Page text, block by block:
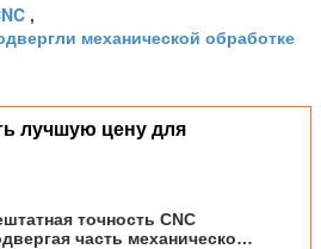
,
механической обработке
лучшую цену для
точность CNC
часть механической